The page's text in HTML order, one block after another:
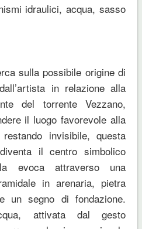
idraulici, acqua, sasso
sulla possibile origine di
in relazione alla
del torrente Vezzano,
il luogo favorevole alla
invisibile, questa
il centro simbolico
evoca attraverso una
in arenaria, pietra
un segno di fondazione.
attivata dal gesto